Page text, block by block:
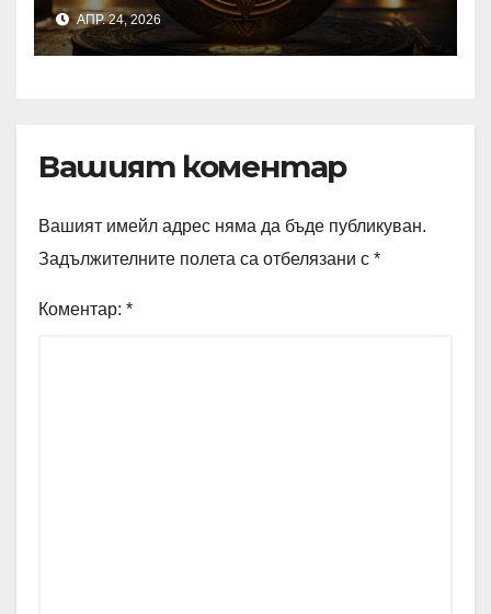
АПР. 24, 2026
Вашият коментар
Вашият имейл адрес няма да бъде публикуван.
Задължителните полета са отбелязани с *
Коментар: *